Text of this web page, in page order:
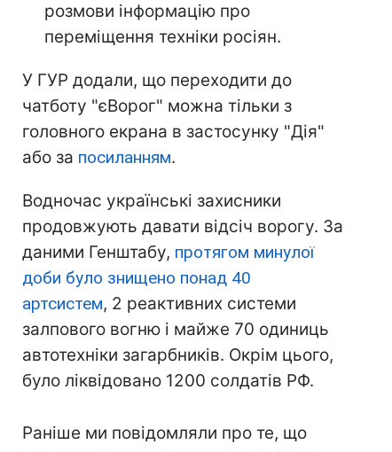
розмови інформацію про
переміщення техніки росіян.
У ГУР додали, що переходити до
чатботу "єВорог" можна тільки з
головного екрана в застосунку "Дія"
або за посиланням.
Водночас українські захисники
продовжують давати відсіч ворогу. За
даними Генштабу, протягом минулої
доби було знищено понад 40
артсистем, 2 реактивних системи
залпового вогню і майже 70 одиниць
автотехніки загарбників. Окрім цього,
було ліквідовано 1200 солдатів РФ.
Раніше ми повідомляли про те, що